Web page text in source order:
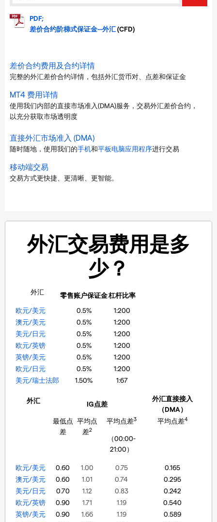
PDF;
差价合约阶梯式保证金--外汇(CFD)
差价合约费用及合约详情
完整的外汇差价合约详情，包括外汇货币对、点差和保证金
MT4 费用详情
使用我们内部的直接市场准入(DMA)服务，交易外汇差价合约，
以充分获取市场透明度
直接外汇市场准入 (DMA)
随时随地，使用我们的手机和平板电脑应用程序进行交易
移动端交易
交易方式更快捷、更清晰、更智能。
外汇交易费用是多
少？
外汇 零售账户保证金杠杆比率
欧元/美元
0.5%
1:200
澳元/美元
0.5%
1:200
美元/日元
0.5%
1:200
欧元/英镑
0.5%
1:200
英镑/美元
0.5%
1:200
欧元/日元
0.5%
1:200
美元/瑞士法郎
1.50% 1:67
外汇 IG点差
外汇直接接入
（DMA）
最低点
差
平均点
差2
平均点差3
（00:00-
21:00）
平均点差4
欧元/美元 0.60 1.00 0.75
0.165
澳元/美元
0.60 1.01 0.74
0.295
美元/日元
0.70 1.12 0.83
0.242
欧元/英镑
0.90 1.71 1.19
0.540
英镑/美元
0.90 1.66 1.19
0.589